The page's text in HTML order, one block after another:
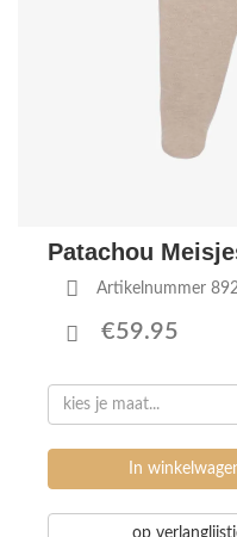
Patachou
Artikelnummer
€59.95
kies je maat...
In
op